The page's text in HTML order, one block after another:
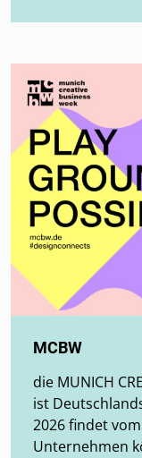
MCBW
die MUNICH
ist
2026 findet
Unternehmen